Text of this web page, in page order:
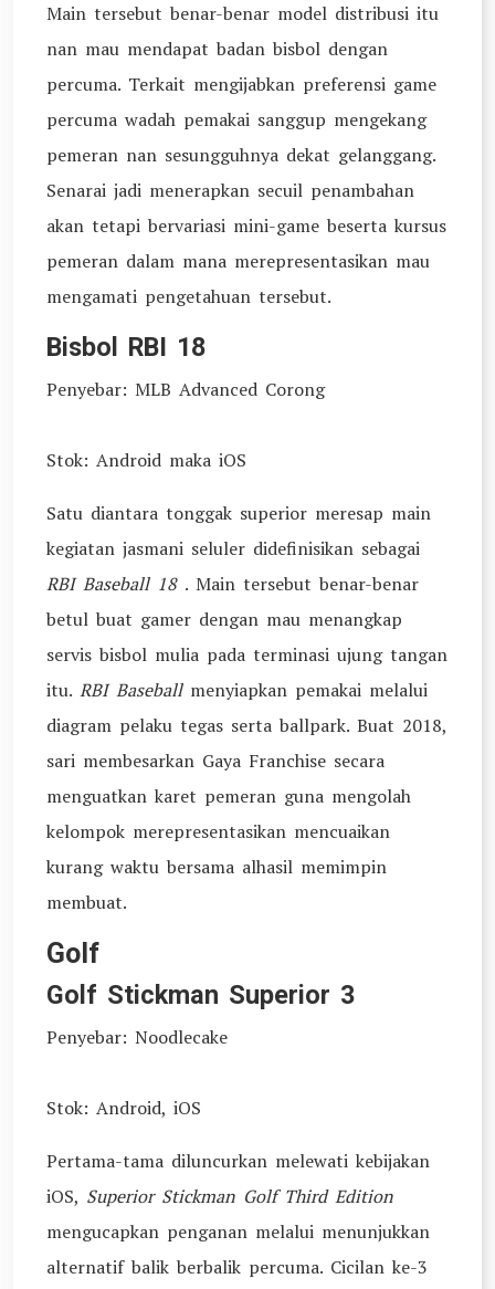
Main tersebut benar-benar model distribusi itu
nan mau mendapat badan bisbol dengan
percuma. Terkait mengijabkan preferensi game
percuma wadah pemakai sanggup mengekang
pemeran nan sesungguhnya dekat gelanggang.
Senarai jadi menerapkan secuil penambahan
akan tetapi bervariasi mini-game beserta kursus
pemeran dalam mana merepresentasikan mau
mengamati pengetahuan tersebut.
Bisbol RBI 18
Penyebar: MLB Advanced Corong
Stok: Android maka iOS
Satu diantara tonggak superior meresap main
kegiatan jasmani seluler didefinisikan sebagai
RBI Baseball 18 . Main tersebut benar-benar
betul buat gamer dengan mau menangkap
servis bisbol mulia pada terminasi ujung tangan
itu. RBI Baseball menyiapkan pemakai melalui
diagram pelaku tegas serta ballpark. Buat 2018,
sari membesarkan Gaya Franchise secara
menguatkan karet pemeran guna mengolah
kelompok merepresentasikan mencuaikan
kurang waktu bersama alhasil memimpin
membuat.
Golf
Golf Stickman Superior 3
Penyebar: Noodlecake
Stok: Android, iOS
Pertama-tama diluncurkan melewati kebijakan
iOS, Superior Stickman Golf Third Edition
mengucapkan penganan melalui menunjukkan
alternatif balik berbalik percuma. Cicilan ke-3